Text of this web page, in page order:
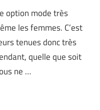
option mode très
les femmes. C’est
tenues donc très
quelle que soit
ne …